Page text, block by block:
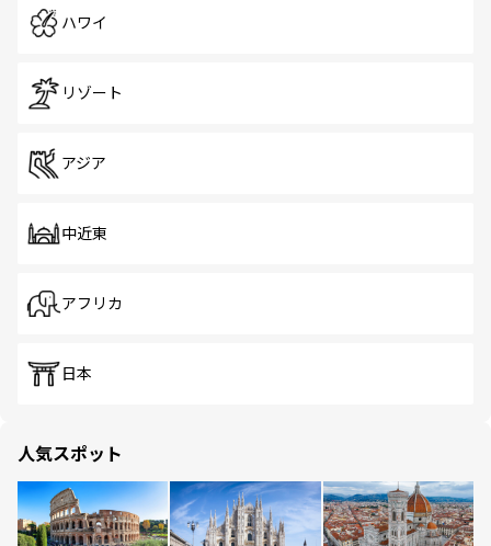
ハワイ
リゾート
アジア
中近東
アフリカ
日本
人気スポット